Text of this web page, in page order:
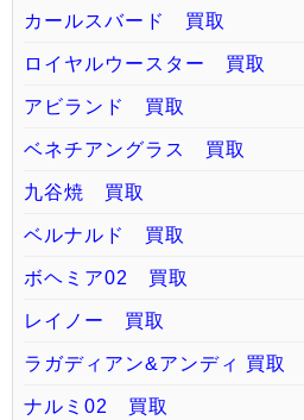
カールスバード 買取
ロイヤルウースター 買取
アビランド 買取
ベネチアングラス 買取
九谷焼 買取
ベルナルド 買取
ボヘミア02 買取
レイノー 買取
ラガディアン&アンディ 買取
ナルミ02 買取